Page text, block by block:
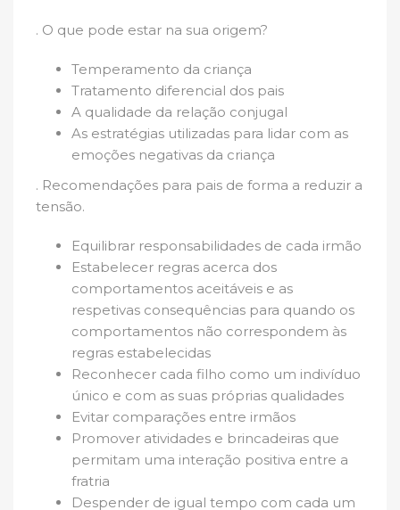
. O que pode estar na sua origem?
Temperamento da criança
Tratamento diferencial dos pais
A qualidade da relação conjugal
As estratégias utilizadas para lidar com as
emoções negativas da criança
. Recomendações para pais de forma a reduzir a
tensão.
Equilibrar responsabilidades de cada irmão
Estabelecer regras acerca dos
comportamentos aceitáveis e as
respetivas consequências para quando os
comportamentos não correspondem às
regras estabelecidas
Reconhecer cada filho como um indivíduo
único e com as suas próprias qualidades
Evitar comparações entre irmãos
Promover atividades e brincadeiras que
permitam uma interação positiva entre a
fratria
Despender de igual tempo com cada um